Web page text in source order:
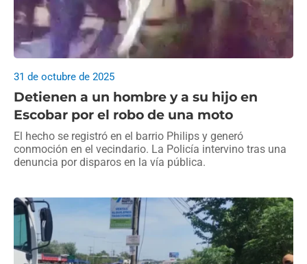
Detienen a un hombre y a su hijo en
Escobar por el robo de una moto
31 de octubre de 2025
El hecho se registró en el barrio Philips y generó
conmoción en el vecindario. La Policía intervino tras una
denuncia por disparos en la vía pública.